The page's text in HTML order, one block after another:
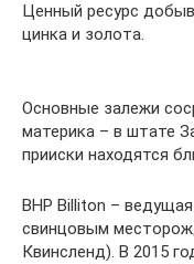
Ценный ресурс
цинка и золота.
Основные залежи
материка – в штате
прииски находятся
ВНР Billiton –
свинцовым
Квинсленд). В 2015